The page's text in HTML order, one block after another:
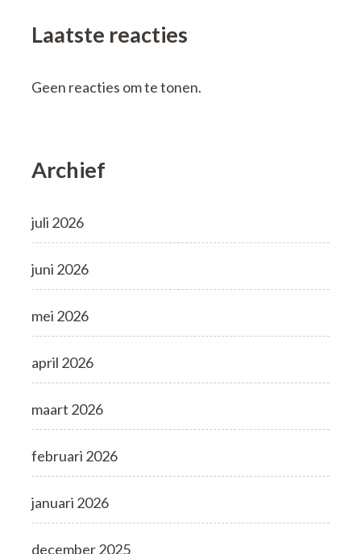
Laatste reacties
Geen reacties om te tonen.
Archief
juli 2026
juni 2026
mei 2026
april 2026
maart 2026
februari 2026
januari 2026
december 2025